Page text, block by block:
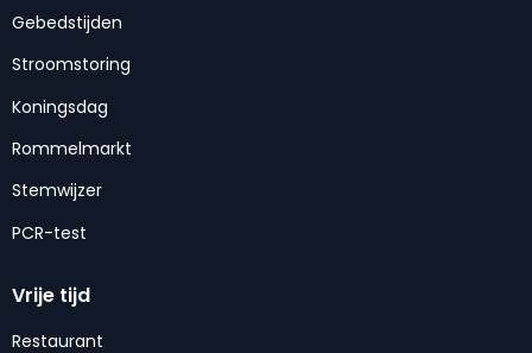
Gebedstijden
Stroomstoring
Koningsdag
Rommelmarkt
Stemwijzer
PCR-test
Vrije tijd
Restaurant